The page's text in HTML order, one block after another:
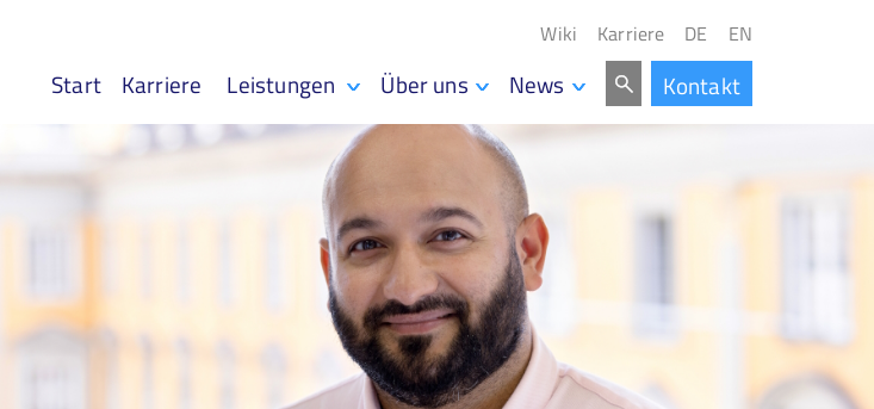
Wiki Karriere DE EN
Start Karriere Leistungen Über uns News Kontakt